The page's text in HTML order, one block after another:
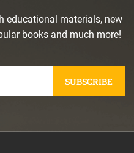
educational materials, new
books and much more!
SUBSCRIBE